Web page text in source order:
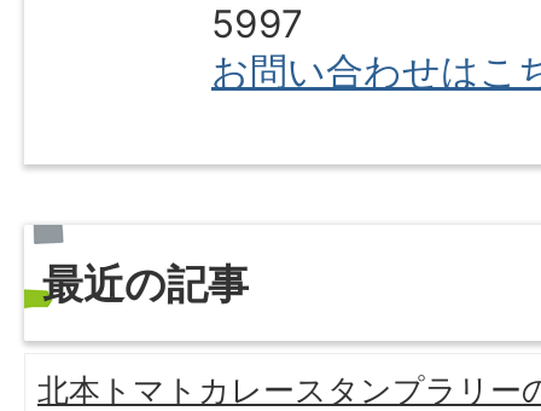
5997
お問い合わせはこ
最近の記事
北本トマトカレースタンプラリー